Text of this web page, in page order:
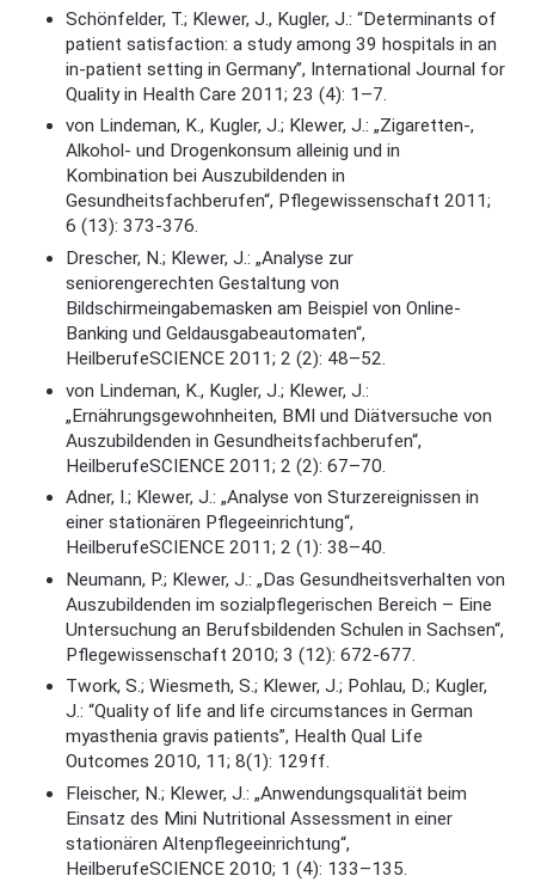
Schönfelder, T.; Klewer, J., Kugler, J.: “Determinants of
patient satisfaction: a study among 39 hospitals in an
in-patient setting in Germany”, International Journal for
Quality in Health Care 2011; 23 (4): 1–7.
von Lindeman, K., Kugler, J.; Klewer, J.: „Zigaretten-,
Alkohol- und Drogenkonsum alleinig und in
Kombination bei Auszubildenden in
Gesundheitsfachberufen“, Pflegewissenschaft 2011;
6 (13): 373-376.
Drescher, N.; Klewer, J.: „Analyse zur
seniorengerechten Gestaltung von
Bildschirmeingabemasken am Beispiel von Online-
Banking und Geldausgabeautomaten“,
HeilberufeSCIENCE 2011; 2 (2): 48–52.
von Lindeman, K., Kugler, J.; Klewer, J.:
„Ernährungsgewohnheiten, BMI und Diätversuche von
Auszubildenden in Gesundheitsfachberufen“,
HeilberufeSCIENCE 2011; 2 (2): 67–70.
Adner, I.; Klewer, J.: „Analyse von Sturzereignissen in
einer stationären Pflegeeinrichtung“,
HeilberufeSCIENCE 2011; 2 (1): 38–40.
Neumann, P.; Klewer, J.: „Das Gesundheitsverhalten von
Auszubildenden im sozialpflegerischen Bereich – Eine
Untersuchung an Berufsbildenden Schulen in Sachsen“,
Pflegewissenschaft 2010; 3 (12): 672-677.
Twork, S.; Wiesmeth, S.; Klewer, J.; Pohlau, D.; Kugler,
J.: “Quality of life and life circumstances in German
myasthenia gravis patients”, Health Qual Life
Outcomes 2010, 11; 8(1): 129ff.
Fleischer, N.; Klewer, J.: „Anwendungsqualität beim
Einsatz des Mini Nutritional Assessment in einer
stationären Altenpflegeeinrichtung“,
HeilberufeSCIENCE 2010; 1 (4): 133–135.